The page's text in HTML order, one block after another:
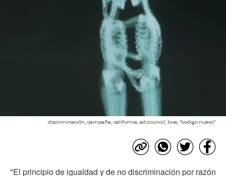
discriminación, campaña, california, ad council, love, "codigo nuevo"
"El principio de igualdad y de no discriminación por razón